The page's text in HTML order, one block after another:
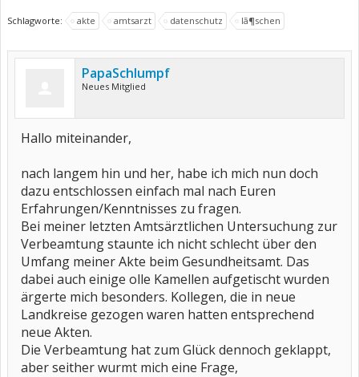
Schlagworte: akte amtsarzt datenschutz lã¶schen
PapaSchlumpf
Neues Mitglied
Hallo miteinander,
nach langem hin und her, habe ich mich nun doch
dazu entschlossen einfach mal nach Euren
Erfahrungen/Kenntnisses zu fragen.
Bei meiner letzten Amtsärztlichen Untersuchung zur
Verbeamtung staunte ich nicht schlecht über den
Umfang meiner Akte beim Gesundheitsamt. Das
dabei auch einige olle Kamellen aufgetischt wurden
ärgerte mich besonders. Kollegen, die in neue
Landkreise gezogen waren hatten entsprechend
neue Akten.
Die Verbeamtung hat zum Glück dennoch geklappt,
aber seither wurmt mich eine Frage,